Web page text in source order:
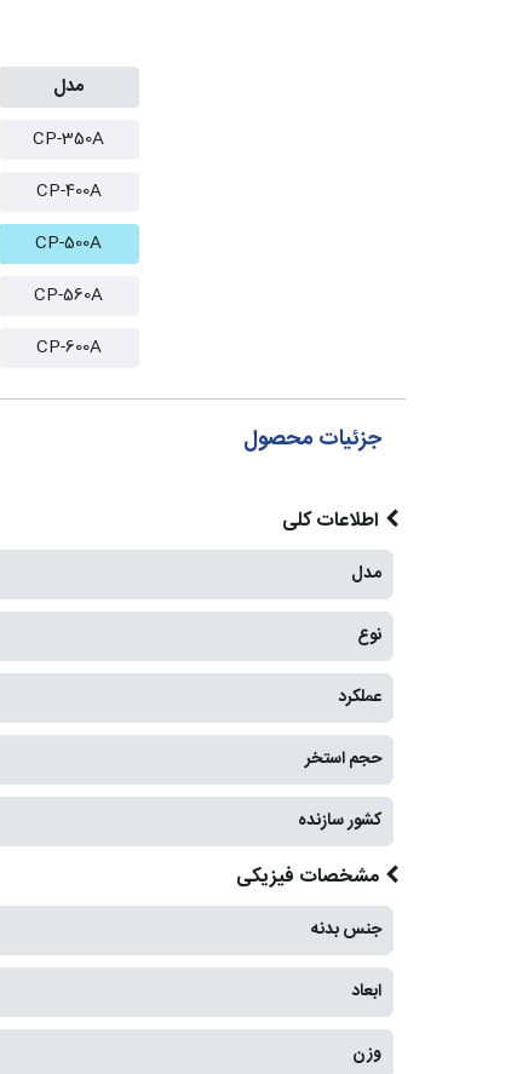
مدل
CP-350A
CP-400A
CP-500A
CP-560A
CP-600A
جزئیات محصول
اطلاعات کلی
مدل
نوع
عملکرد
حجم استخر
کشور سازنده
مشخصات فیزیکی
جنس بدنه
ابعاد
وزن